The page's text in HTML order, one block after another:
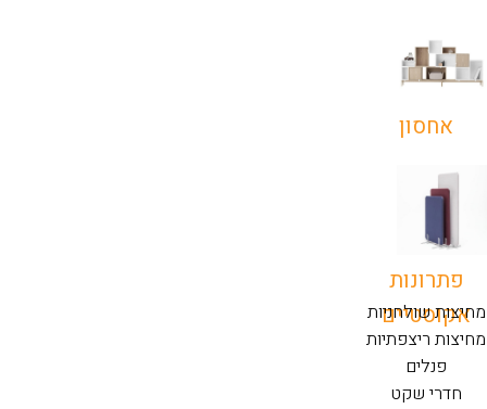
אחסון
פתרונות
אקוסטיים
מחיצות שולחניות
מחיצות ריצפתיות
פנלים
חדרי שקט